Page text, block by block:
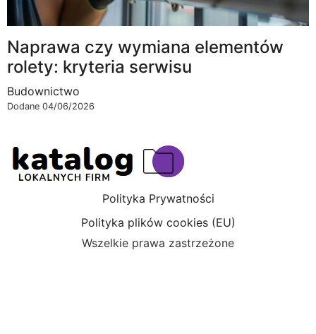
Naprawa czy wymiana elementów
rolety: kryteria serwisu
Budownictwo
Dodane 04/06/2026
Polityka Prywatności
Polityka plików cookies (EU)
Wszelkie prawa zastrzeżone